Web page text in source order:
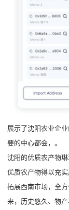
展示了沈阳农业企
要的中心都会，。
沈阳的优质农产物
优质农产物得以充
拓展西南市场，全
来，历史悠久、物